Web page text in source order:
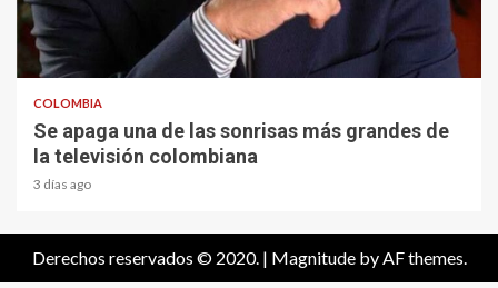
1 min read
COLOMBIA
Se apaga una de las sonrisas más grandes de
la televisión colombiana
3 días ago
Derechos reservados © 2020. | Magnitudeby AF themes.